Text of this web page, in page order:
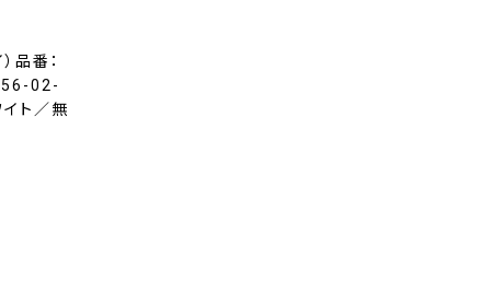
品番：
02-
ト／無